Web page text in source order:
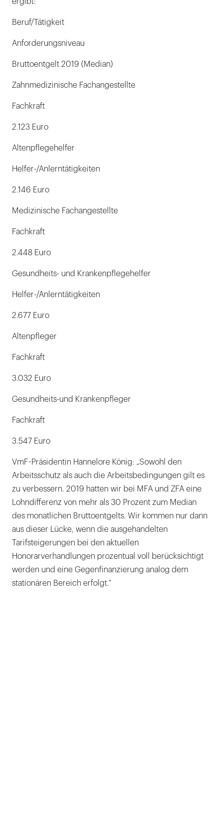
Beruf/Tätigkeit
Anforderungsniveau
Bruttoentgelt 2019 (Median)
Zahnmedizinische Fachangestellte
Fachkraft
2.123 Euro
Altenpflegehelfer
Helfer-/Anlerntätigkeiten
2.146 Euro
Medizinische Fachangestellte
Fachkraft
2.448 Euro
Gesundheits- und Krankenpflegehelfer
Helfer-/Anlerntätigkeiten
2.677 Euro
Altenpfleger
Fachkraft
3.032 Euro
Gesundheits-und Krankenpfleger
Fachkraft
3.547 Euro
VmF-Präsidentin Hannelore König: „Sowohl den
Arbeitsschutz als auch die Arbeitsbedingungen gilt es
zu verbessern. 2019 hatten wir bei MFA und ZFA eine
Lohndifferenz von mehr als 30 Prozent zum Median
des monatlichen Bruttoentgelts. Wir kommen nur dann
aus dieser Lücke, wenn die ausgehandelten
Tarifsteigerungen bei den aktuellen
Honorarverhandlungen prozentual voll berücksichtigt
werden und eine Gegenfinanzierung analog dem
stationären Bereich erfolgt.“